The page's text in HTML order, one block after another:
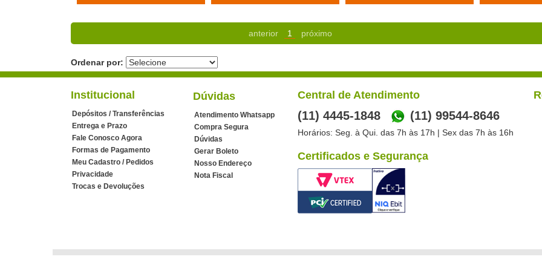
anterior 1 próximo
Ordenar por:
Institucional
Depósitos / Transferências
Entrega e Prazo
Fale Conosco Agora
Formas de Pagamento
Meu Cadastro / Pedidos
Privacidade
Trocas e Devoluções
Dúvidas
Atendimento Whatsapp
Compra Segura
Dúvidas
Gerar Boleto
Nosso Endereço
Nota Fiscal
Central de Atendimento
(11) 4445-1848 (11) 99544-8646
Horários: Seg. à Qui. das 7h às 17h | Sex das 7h às 16h
Certificados e Segurança